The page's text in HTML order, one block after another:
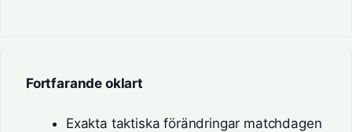
Fortfarande oklart
Exakta taktiska förändringar matchdagen